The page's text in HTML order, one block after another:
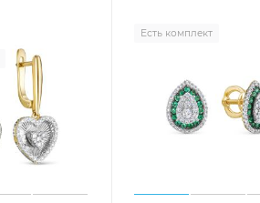
Есть комплект